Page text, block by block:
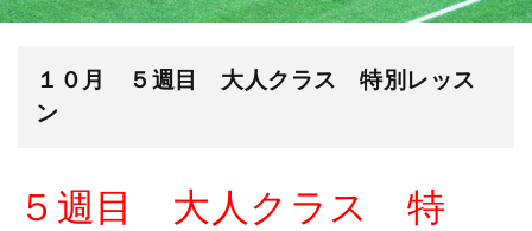
１０月 ５週目 大人クラス 特別レッス
ン
５週目 大人クラス 特